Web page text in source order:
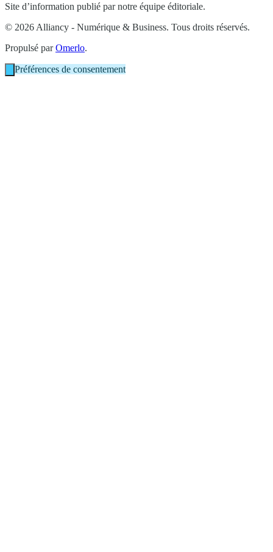
Site d’information publié par notre équipe éditoriale.
© 2026 Alliancy - Numérique & Business. Tous droits réservés.
Propulsé parOmerlo.
Préférences de consentement